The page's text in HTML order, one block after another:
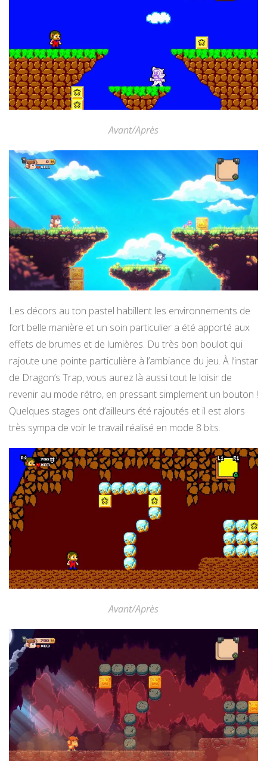
Avant/Après
Les décors au ton pastel habillent les environnements de
fort belle manière et un soin particulier a été apporté aux
effets de brumes et de lumières. Du très bon boulot qui
rajoute une pointe particulière à l’ambiance du jeu. À l’instar
de Dragon’s Trap, vous aurez là aussi tout le loisir de
revenir au mode rétro, en pressant simplement un bouton !
Quelques stages ont d’ailleurs été rajoutés et il est alors
très sympa de voir le travail réalisé en mode 8 bits.
Avant/Après